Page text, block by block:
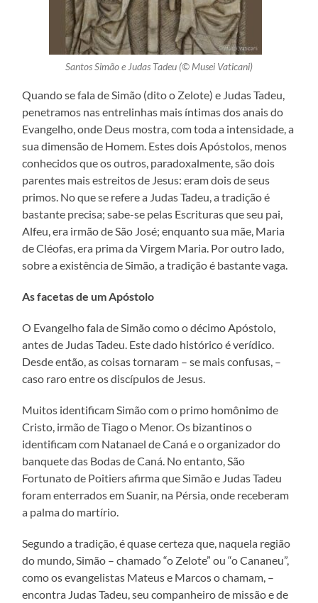
Santos Simão e Judas Tadeu (© Musei Vaticani)
Quando se fala de Simão (dito o Zelote) e Judas Tadeu,
penetramos nas entrelinhas mais íntimas dos anais do
Evangelho, onde Deus mostra, com toda a intensidade, a
sua dimensão de Homem. Estes dois Apóstolos, menos
conhecidos que os outros, paradoxalmente, são dois
parentes mais estreitos de Jesus: eram dois de seus
primos. No que se refere a Judas Tadeu, a tradição é
bastante precisa; sabe-se pelas Escrituras que seu pai,
Alfeu, era irmão de São José; enquanto sua mãe, Maria
de Cléofas, era prima da Virgem Maria. Por outro lado,
sobre a existência de Simão, a tradição é bastante vaga.
As facetas de um Apóstolo
O Evangelho fala de Simão como o décimo Apóstolo,
antes de Judas Tadeu. Este dado histórico é verídico.
Desde então, as coisas tornaram – se mais confusas, –
caso raro entre os discípulos de Jesus.
Muitos identificam Simão com o primo homônimo de
Cristo, irmão de Tiago o Menor. Os bizantinos o
identificam com Natanael de Caná e o organizador do
banquete das Bodas de Caná. No entanto, São
Fortunato de Poitiers afirma que Simão e Judas Tadeu
foram enterrados em Suanir, na Pérsia, onde receberam
a palma do martírio.
Segundo a tradição, é quase certeza que, naquela região
do mundo, Simão – chamado “o Zelote” ou “o Cananeu”,
como os evangelistas Mateus e Marcos o chamam, –
encontra Judas Tadeu, seu companheiro de missão e de